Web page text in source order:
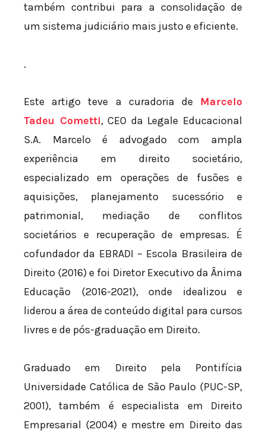
também contribui para a consolidação de
um sistema judiciário mais justo e eficiente.
.
Este artigo teve a curadoria de Marcelo
Tadeu Cometti, CEO da Legale Educacional
S.A. Marcelo é advogado com ampla
experiência em direito societário,
especializado em operações de fusões e
aquisições, planejamento sucessório e
patrimonial, mediação de conflitos
societários e recuperação de empresas. É
cofundador da EBRADI – Escola Brasileira de
Direito (2016) e foi Diretor Executivo da Ânima
Educação (2016-2021), onde idealizou e
liderou a área de conteúdo digital para cursos
livres e de pós-graduação em Direito.
Graduado em Direito pela Pontifícia
Universidade Católica de São Paulo (PUC-SP,
2001), também é especialista em Direito
Empresarial (2004) e mestre em Direito das